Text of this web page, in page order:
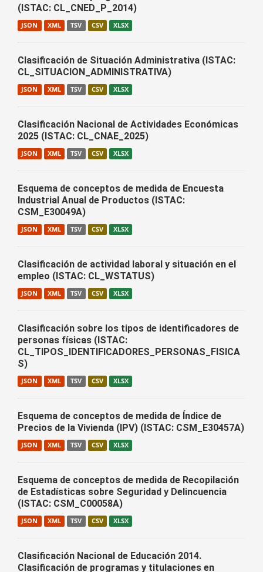
(ISTAC: CL_CNED_P_2014)
JSON XML TSV CSV XLSX
Clasificación de Situación Administrativa (ISTAC:
CL_SITUACION_ADMINISTRATIVA)
JSON XML TSV CSV XLSX
Clasificación Nacional de Actividades Económicas
2025 (ISTAC: CL_CNAE_2025)
JSON XML TSV CSV XLSX
Esquema de conceptos de medida de Encuesta
Industrial Anual de Productos (ISTAC:
CSM_E30049A)
JSON XML TSV CSV XLSX
Clasificación de actividad laboral y situación en el
empleo (ISTAC: CL_WSTATUS)
JSON XML TSV CSV XLSX
Clasificación sobre los tipos de identificadores de
personas físicas (ISTAC:
CL_TIPOS_IDENTIFICADORES_PERSONAS_FISICA
S)
JSON XML TSV CSV XLSX
Esquema de conceptos de medida de Índice de
Precios de la Vivienda (IPV) (ISTAC: CSM_E30457A)
JSON XML TSV CSV XLSX
Esquema de conceptos de medida de Recopilación
de Estadísticas sobre Seguridad y Delincuencia
(ISTAC: CSM_C00058A)
JSON XML TSV CSV XLSX
Clasificación Nacional de Educación 2014.
Clasificación de programas y titulaciones en